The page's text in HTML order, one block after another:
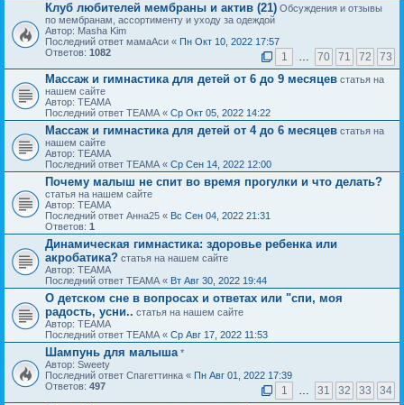
Клуб любителей мембраны и актив (21) Обсуждения и отзывы
по мембранам, ассортименту и уходу за одеждой
Автор: Masha Kim
Последний ответ мамаАси « Пн Окт 10, 2022 17:57
Ответов: 1082 1 … 70 71 72 73
Массаж и гимнастика для детей от 6 до 9 месяцев статья на
нашем сайте
Автор: ТЕАМА
Последний ответ ТЕАМА « Ср Окт 05, 2022 14:22
Массаж и гимнастика для детей от 4 до 6 месяцев статья на
нашем сайте
Автор: ТЕАМА
Последний ответ ТЕАМА « Ср Сен 14, 2022 12:00
Почему малыш не спит во время прогулки и что делать?
статья на нашем сайте
Автор: ТЕАМА
Последний ответ Анна25 « Вс Сен 04, 2022 21:31
Ответов: 1
Динамическая гимнастика: здоровье ребенка или
акробатика? статья на нашем сайте
Автор: ТЕАМА
Последний ответ ТЕАМА « Вт Авг 30, 2022 19:44
О детском сне в вопросах и ответах или "спи, моя
радость, усни.. статья на нашем сайте
Автор: ТЕАМА
Последний ответ ТЕАМА « Ср Авг 17, 2022 11:53
Шампунь для малыша *
Автор: Sweety
Последний ответ Спагеттинка « Пн Авг 01, 2022 17:39
Ответов: 497 1 … 31 32 33 34